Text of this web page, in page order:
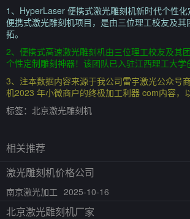
1、HyperLaser 便携式激光雕刻机新时代个性
便携式激光雕刻机项目，是由三位理工校友及其
拓。
2、便携式高速激光雕刻机由三位理工校友及其
个性定制雕刻神器！该团队已入驻江西理工大学
3、注本数据内容来源于我公司雷宇激光公众号
机2023 年小微商户的终极加工利器 com内容，
标签： 北京激光雕刻机
相关推荐
激光雕刻机价格公司
南京激光加工 2025-10-16
北京激光雕刻机厂家